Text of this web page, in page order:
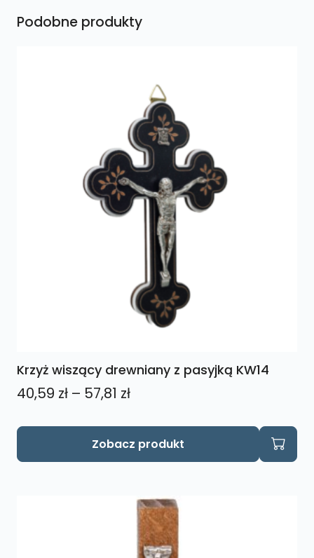
Podobne produkty
Krzyż wiszący drewniany z pasyjką KW14
40,59 zł – 57,81 złZakres
40,59 zł
57,81 zł
Zobacz produkt
Ten